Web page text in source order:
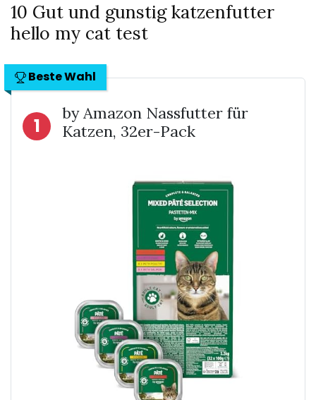
10 Gut und gunstig katzenfutter
hello my cat test
Beste Wahl
1
by Amazon Nassfutter für
Katzen, 32er-Pack